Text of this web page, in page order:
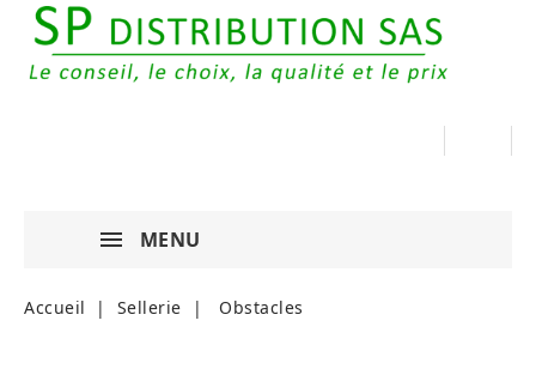
MENU
Accueil Sellerie Obstacles